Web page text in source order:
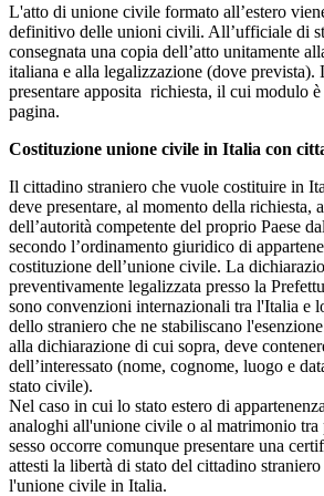
L'atto di unione civile formato all’estero
definitivo delle unioni civili. All’ufficiale di
consegnata una copia dell’atto unitamente
italiana e alla legalizzazione (dove prevista).
presentare apposita richiesta, il cui modulo
pagina.
Costituzione unione civile in Italia con
Il cittadino straniero che vuole costituire in
deve presentare, al momento della richiesta,
dell’autorità competente del proprio Paese
secondo l’ordinamento giuridico di
costituzione dell’unione civile. La
preventivamente legalizzata presso la
sono convenzioni internazionali tra l'Italia e
dello straniero che ne stabiliscano
alla dichiarazione di cui sopra, deve
dell’interessato (nome, cognome, luogo e
stato civile).
Nel caso in cui lo stato estero di
analoghi all'unione civile o al matrimonio tra
sesso occorre comunque presentare una
attesti la libertà di stato del cittadino
l'unione civile in Italia.